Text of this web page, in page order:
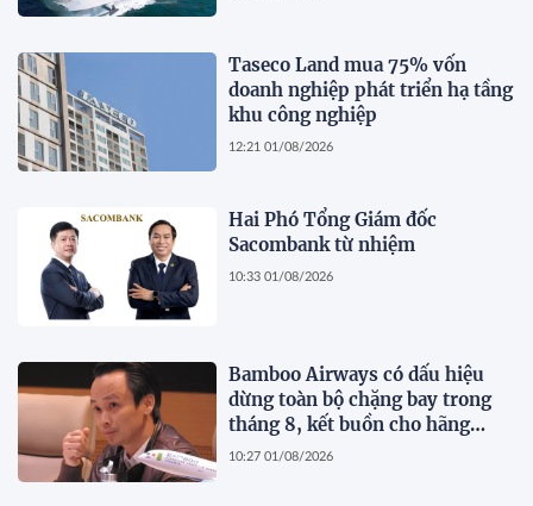
Taseco Land mua 75% vốn
doanh nghiệp phát triển hạ tầng
khu công nghiệp
12:21 01/08/2026
Hai Phó Tổng Giám đốc
Sacombank từ nhiệm
10:33 01/08/2026
Bamboo Airways có dấu hiệu
dừng toàn bộ chặng bay trong
tháng 8, kết buồn cho hãng
hàng không do ông Trịnh Văn
10:27 01/08/2026